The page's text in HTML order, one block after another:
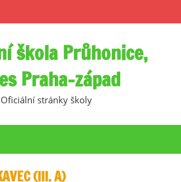
škola Průhonice,
Praha-západ
Oficiální stránky školy
(III. A)